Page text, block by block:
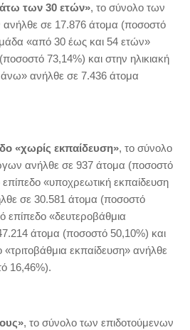
των 30 ετών», το σύνολο των
σε 17.876 άτομα (ποσοστό
«από 30 έως και 54 ετών»
73,14%) και στην ηλικιακή
ανήλθε σε 7.436 άτομα
«χωρίς εκπαίδευση», το σύνολο
ανήλθε σε 937 άτομα (ποσοστό
επίπεδο «υποχρεωτική εκπαίδευση
σε 30.581 άτομα (ποσοστό
επίπεδο «δευτεροβάθμια
άτομα (ποσοστό 50,10%) και
«τριτοβάθμια εκπαίδευση» ανήλθε
16,46%).
, το σύνολο των επιδοτούμενων